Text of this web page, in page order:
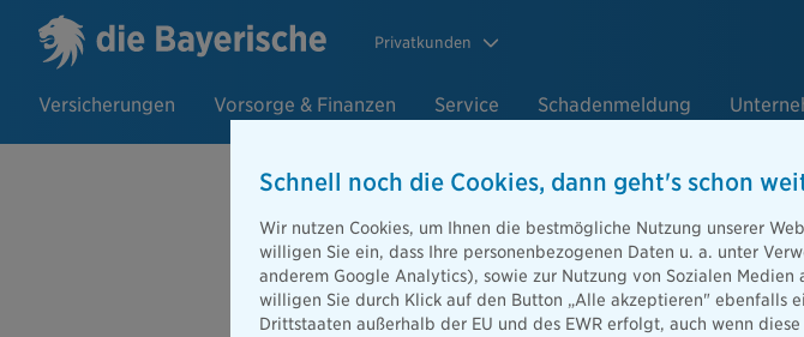
Privatkunden
Versicherungen Vorsorge & Finanzen Service Schadenmeldung
Hundehalter-
Schnell noch die Cookies, dann geht's schon
Wir nutzen Cookies, um Ihnen die bestmögliche Nutzung unserer
willigen Sie ein, dass Ihre personenbezogenen Daten u. a. unter
anderem Google Analytics), sowie zur Nutzung von Sozialen
willigen Sie durch Klick auf den Button „Alle akzeptieren" ebenfalls
Drittstaaten außerhalb der EU und des EWR erfolgt, auch wenn